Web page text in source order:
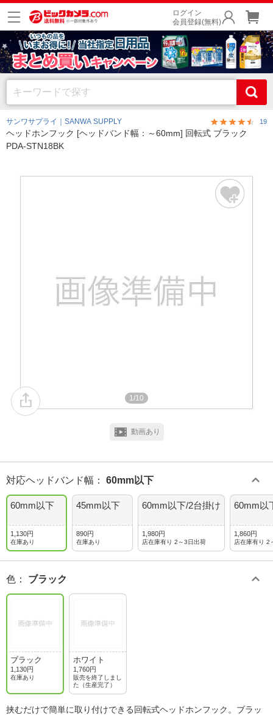
ログイン
会員登録(無料)
サンワサプライ｜SANWA SUPPLY 19
ヘッドホンフック [ヘッドバンド幅：～60mm] 回転式 ブラック
PDA-STN18BK
1/10
動画あり
対応ヘッドバンド幅 ： 60mm以下
60mm以下
1,130円
在庫あり
45mm以下
890円
在庫あり
60mm以下/2台掛け
1,980円
店在庫有り 2～3日出荷
60mm以
1,860円
店在庫有り 2
色 ： ブラック
ブラック
1,130円
在庫あり
ホワイト
1,760円
販売を終了しまし
た（生産完了）
挟むだけで簡単に取り付けできる回転式ヘッドホンフック。ブラッ